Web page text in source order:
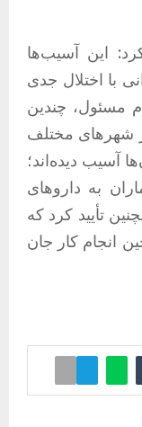
این آسیب‌ها
با اختلال جدی
مسئول، چندین
شهرهای مختلف
آسیب دیده‌اند؛
به داروهای
تأیید کرد که
انجام کار جان